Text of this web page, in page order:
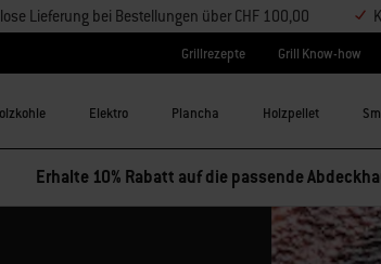
Lieferung bei Bestellungen über CHF 100,00
Grillrezepte Grill Know-how
Elektro Plancha Holzpellet
Erhalte 10% Rabatt auf die passende